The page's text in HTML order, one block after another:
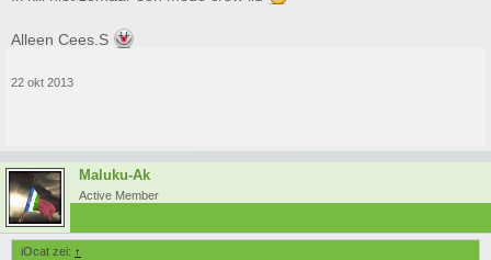
Alleen Cees.S
22 okt 2013
Maluku-Ak
Active Member
iOcat zei: ↑